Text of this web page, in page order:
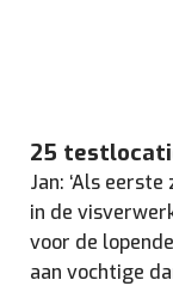
25
Jan: ‘Als
in de
voor de
aan vochtige